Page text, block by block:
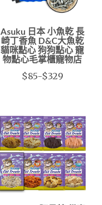
Asuku 日本 小魚乾 長
崎丁香魚 D&C大魚乾
貓咪點心 狗狗點心 寵
物點心毛掌櫃寵物店
$85-$329